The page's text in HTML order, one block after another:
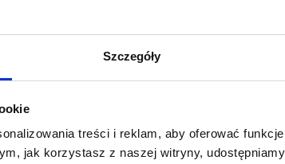
Szczegóły
treści i reklam, aby oferować
jak korzystasz z naszej witryny,
kwietniu. W odpowiedzi na przyspieszone wejście
W efekcie spółka zamknęła II kw. pod znakiem
poziom zatowarowania pozwoliły na realizację
euro i innych walut CEE. W walutach stałych,
niż w zeszłym roku. Jako eksporter, blisko 80
wartość przychodów jest uzależniona
Answear.com.